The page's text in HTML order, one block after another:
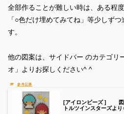
全部作ることが難しい時は、ある程
「○色だけ埋めてみてね」等少しず
す。
他の図案は、サイドバー のカテゴリ
オ」よりお探しください^ ^
[アイロンビーズ ] 図
トルツインスターズより